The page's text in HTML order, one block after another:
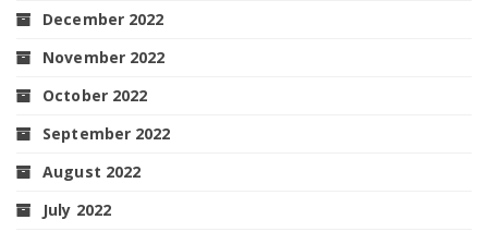
December 2022
November 2022
October 2022
September 2022
August 2022
July 2022